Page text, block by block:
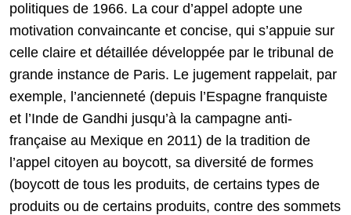
politiques de 1966. La cour d’appel adopte une
motivation convaincante et concise, qui s’appuie sur
celle claire et détaillée développée par le tribunal de
grande instance de Paris. Le jugement rappelait, par
exemple, l’ancienneté (depuis l’Espagne franquiste
et l’Inde de Gandhi jusqu’à la campagne anti-
française au Mexique en 2011) de la tradition de
l’appel citoyen au boycott, sa diversité de formes
(boycott de tous les produits, de certains types de
produits ou de certains produits, contre des sommets